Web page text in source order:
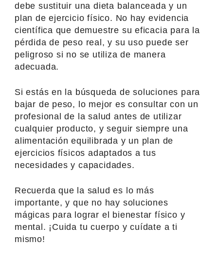
debe sustituir una dieta balanceada y un
plan de ejercicio físico. No hay evidencia
científica que demuestre su eficacia para la
pérdida de peso real, y su uso puede ser
peligroso si no se utiliza de manera
adecuada.
Si estás en la búsqueda de soluciones para
bajar de peso, lo mejor es consultar con un
profesional de la salud antes de utilizar
cualquier producto, y seguir siempre una
alimentación equilibrada y un plan de
ejercicios físicos adaptados a tus
necesidades y capacidades.
Recuerda que la salud es lo más
importante, y que no hay soluciones
mágicas para lograr el bienestar físico y
mental. ¡Cuida tu cuerpo y cuídate a ti
mismo!